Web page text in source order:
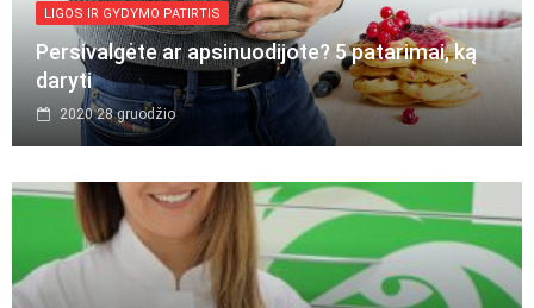
LIGOS IR GYDYMO PATIRTIS
Persivalgėte ar apsinuodijote? 5 patarimai, ką
daryti
2020 28 gruodžio